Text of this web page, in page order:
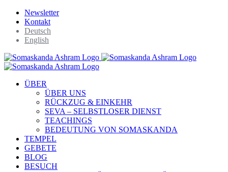
Skip
content
WhatsApp
Facebook
YouTube
Instagram
SoundCloud
SpotifyNewsletter
Kontakt
Deutsch
English
ÜBER
ÜBER UNS
RÜCKZUG & EINKEHR
SEVA – SELBSTLOSER DIENST
TEACHINGS
BEDEUTUNG VON SOMASKANDA
TEMPEL
GEBETE
BLOG
BESUCH